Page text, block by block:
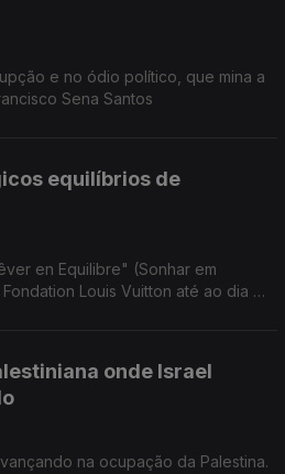
e no ódio político, que mina a
Sena Santos
equilíbrios de
en Equilibre" (Sonhar em
Louis Vuitton até ao dia 16
onde Israel
na ocupação da Palestina.